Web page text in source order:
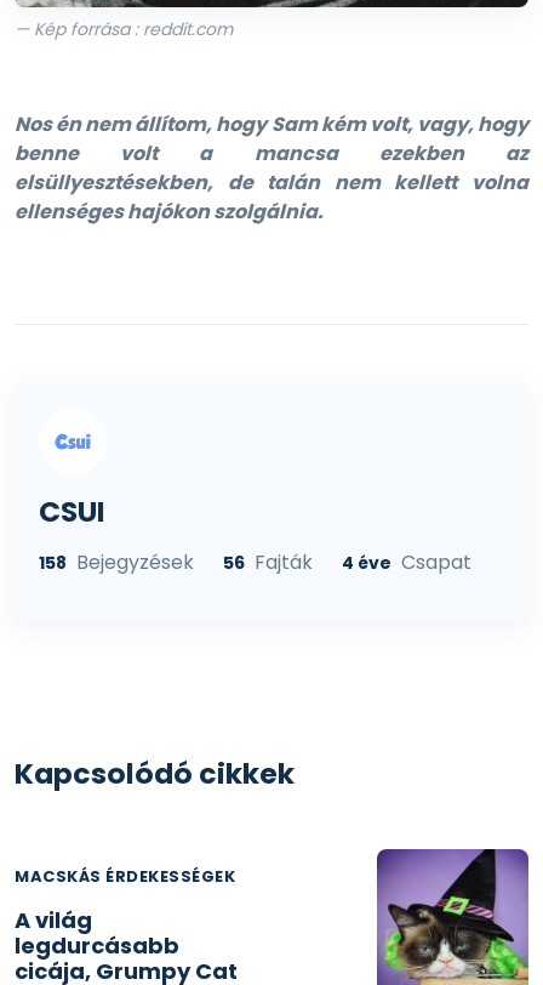
— Kép forrása : reddit.com
Nos én nem állítom, hogy Sam kém volt, vagy, hogy
benne volt a mancsa ezekben az
elsüllyesztésekben, de talán nem kellett volna
ellenséges hajókon szolgálnia.
CSUI
158 Bejegyzések 56 Fajták 4 éve Csapat
Kapcsolódó cikkek
MACSKÁS ÉRDEKESSÉGEK
A világ
legdurcásabb
cicája, Grumpy Cat